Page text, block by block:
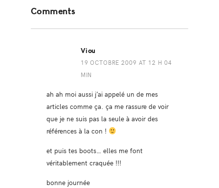
Interactions
Comments
Viou
19 OCTOBRE 2009 AT 12 H 04
MIN
ah ah moi aussi j’ai appelé un de mes
articles comme ça. ça me rassure de voir
que je ne suis pas la seule à avoir des
références à la con !
et puis tes boots… elles me font
véritablement craquée !!!
bonne journée